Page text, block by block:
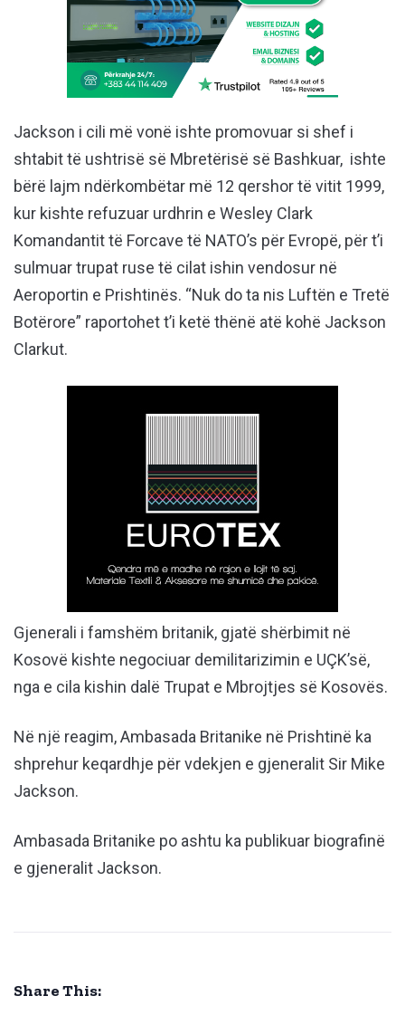
Jackson i cili më vonë ishte promovuar si shef i
shtabit të ushtrisë së Mbretërisë së Bashkuar, ishte
bërë lajm ndërkombëtar më 12 qershor të vitit 1999,
kur kishte refuzuar urdhrin e Wesley Clark
Komandantit të Forcave të NATO’s për Evropë, për t’i
sulmuar trupat ruse të cilat ishin vendosur në
Aeroportin e Prishtinës. “Nuk do ta nis Luftën e Tretë
Botërore” raportohet t’i ketë thënë atë kohë Jackson
Clarkut.
Gjenerali i famshëm britanik, gjatë shërbimit në
Kosovë kishte negociuar demilitarizimin e UÇK’së,
nga e cila kishin dalë Trupat e Mbrojtjes së Kosovës.
Në një reagim, Ambasada Britanike në Prishtinë ka
shprehur keqardhje për vdekjen e gjeneralit Sir Mike
Jackson.
Ambasada Britanike po ashtu ka publikuar biografinë
e gjeneralit Jackson.
Share This: